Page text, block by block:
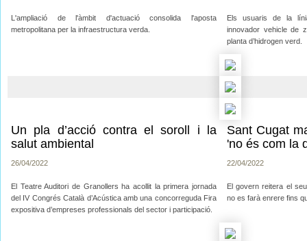
L'ampliació de l'àmbit d'actuació consolida l'aposta
metropolitana per la infraestructura verda.
Els usuaris de la
innovador vehicle de
planta d’hidrogen verd.
Un pla d’acció contra el soroll i la
salut ambiental
26/04/2022
El Teatre Auditori de Granollers ha acollit la primera jornada
del IV Congrés Català d’Acústica amb una concorreguda Fira
expositiva d’empreses professionals del sector i participació.
Sant Cugat
'no és com la
22/04/2022
El govern reitera el
no es farà enrere fins